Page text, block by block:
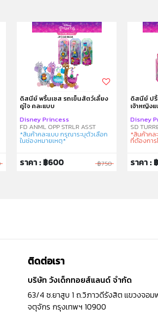
ดิสนีย์ พริ้นเซส รถเข็นสัตว์เลี้ยง
คู่ใจ คละแบบ
Disney Princess
FD ANML OPP STRLR ASST
*สินค้าคละแบบ กรุณาระบุตัวเลือก
ในช่องหมายเหตุ*
ราคา : ฿600 ฿750
ดิสนีย์ ปริ้
เจ้าหญิง
Disney
SD
*สินค้าคล
ที่ต้องการ
ราคา :
ติดต่อเรา
บริษัท วังเด็กทอยส์แลนด์ จำกัด
63/4 ซ.ยาสูบ 1 ถ.วิภาวดีรังสิต แขวงจอม
จตุจักร กรุงเทพฯ 10900